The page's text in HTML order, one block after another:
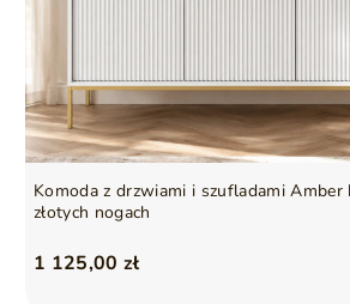
Gwarancja producenta na 2 lata
Symbol5905242956878
SeriaNUVEO
Komoda z drzwiami i szufladami Amber
złotych nogach
1 125,00 zł